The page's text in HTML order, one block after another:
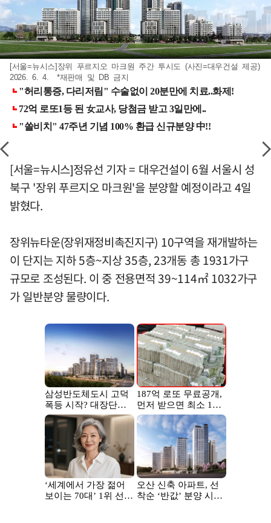
[서울=뉴시스]장위 푸르지오 마크원 주간 투시도 (사진=대우건설 제공)
2026. 6. 4. *재판매 및 DB 금지
[서울=뉴시스]정유선 기자 = 대우건설이 6월 서울시 성
북구 '장위 푸르지오 마크원'을 분양할 예정이라고 4일
밝혔다.
장위뉴타운(장위재정비촉진지구) 10구역을 재개발하는
이 단지는 지하 5층~지상 35층, 23개동 총 1931가구
규모로 조성된다. 이 중 전용면적 39~114㎡ 1032가구
가 일반분양 물량이다.